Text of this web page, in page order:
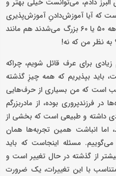
که آیا آموزش‌دادنِ آموزش‌پذیری
به کودکان، برای بچه‌هایی که در دهه ۵۰ یا ۶۰ بزرگ می‌شدند هم مانند
نظر من که نه!
برای عرف قائل شویم، چراکه
باید بپذیریم که همه چیزِ گذشته
است که من بسیاری از حرف‌هایی
در فرزندپروری بوده، از مادربزرگم
داشته و طبیعی است که بخشی از
اما انباشت همین تجربه‌ها همان
مسئله اینجاست که باید
از گذشته در حال تغییر است و
با این تغییرات، یک ضرورت